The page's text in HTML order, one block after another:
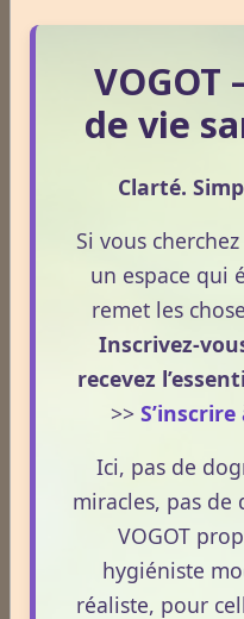
Allergies
Aphrodisiaque
Asthme
Médecines Douces
Actinologie
Acupuncture
VOGOT
de vie
Clarté.
Si vous
un espace qui
remet les
Inscrivez-
recevez
>>
Ici, pas de
miracles, pas de
VOGOT
hygiéniste
réaliste, pour